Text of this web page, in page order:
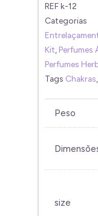
REFk-12
Categorias
Kit Perfumes
Perfumes
Tags Chakras
Peso
size